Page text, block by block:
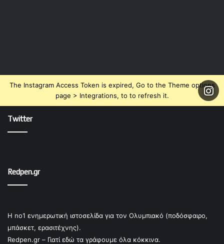
The Instagram Access Token is expired, Go to the Theme options
page > Integrations, to to refresh it.
Twitter
Redpen.gr
Η no1 ενημερωτική ιστοσελίδα για τον Ολυμπιακό (ποδόσφαιρο,
μπάσκετ, ερασιτέχνης).
Redpen.gr – Γιατί εδώ τα γράφουμε όλα κόκκινα.